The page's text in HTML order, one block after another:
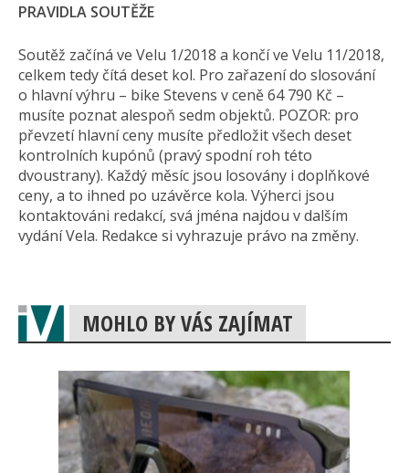
PRAVIDLA SOUTĚŽE
Soutěž začíná ve Velu 1/2018 a končí ve Velu 11/2018,
celkem tedy čítá deset kol. Pro zařazení do slosování
o hlavní výhru – bike Stevens v ceně 64 790 Kč –
musíte poznat alespoň sedm objektů. POZOR: pro
převzetí hlavní ceny musíte předložit všech deset
kontrolních kupónů (pravý spodní roh této
dvoustrany). Každý měsíc jsou losovány i doplňkové
ceny, a to ihned po uzávěrce kola. Výherci jsou
kontaktováni redakcí, svá jména najdou v dalším
vydání Vela. Redakce si vyhrazuje právo na změny.
MOHLO BY VÁS ZAJÍMAT